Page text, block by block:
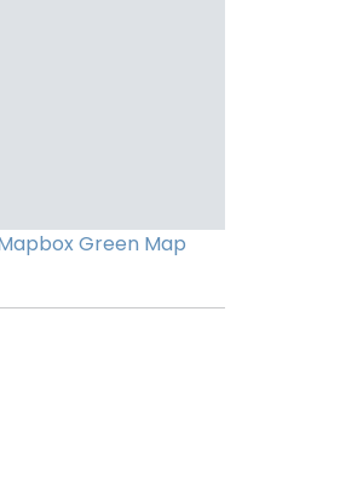
Green Map